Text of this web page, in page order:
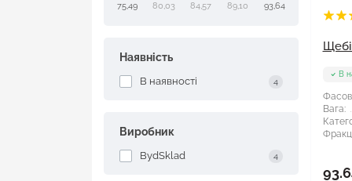
75,49 80,03 84,57 89,10 93,64
Наявність
В наявності 4
Виробник
BydSklad 4
В
Вага: